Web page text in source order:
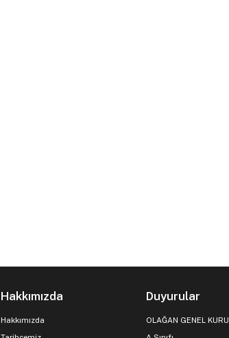
Hakkımızda
Hakkımızda
Duyurular
OLAĞAN GENEL